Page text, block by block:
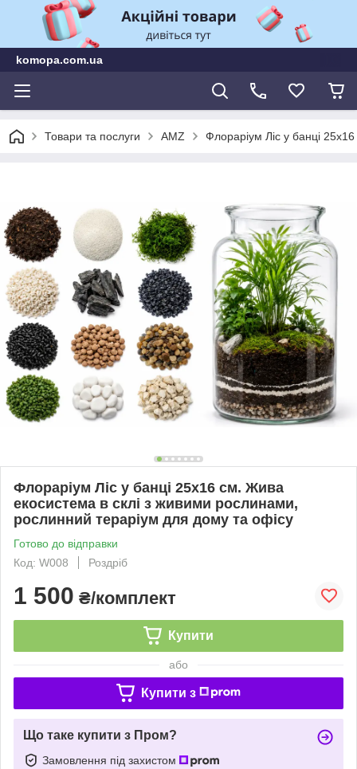
komopa.com.ua
Товари та послуги AMZ Флораріум Ліс у банці
Флораріум Ліс у банці 25х16 см. Жива
екосистема в склі з живими рослинами,
рослинний тераріум для дому та офісу
Готово до відправки
Код: W008
Роздріб
1 500 ₴/комплект
Купити
або
Купити з
Що таке купити з Пром?
Замовлення під захистом